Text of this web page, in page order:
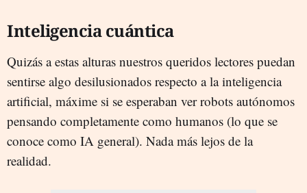
Inteligencia cuántica
Quizás a estas alturas nuestros queridos lectores puedan
sentirse algo desilusionados respecto a la inteligencia
artificial, máxime si se esperaban ver robots autónomos
pensando completamente como humanos (lo que se
conoce como IA general). Nada más lejos de la
realidad.